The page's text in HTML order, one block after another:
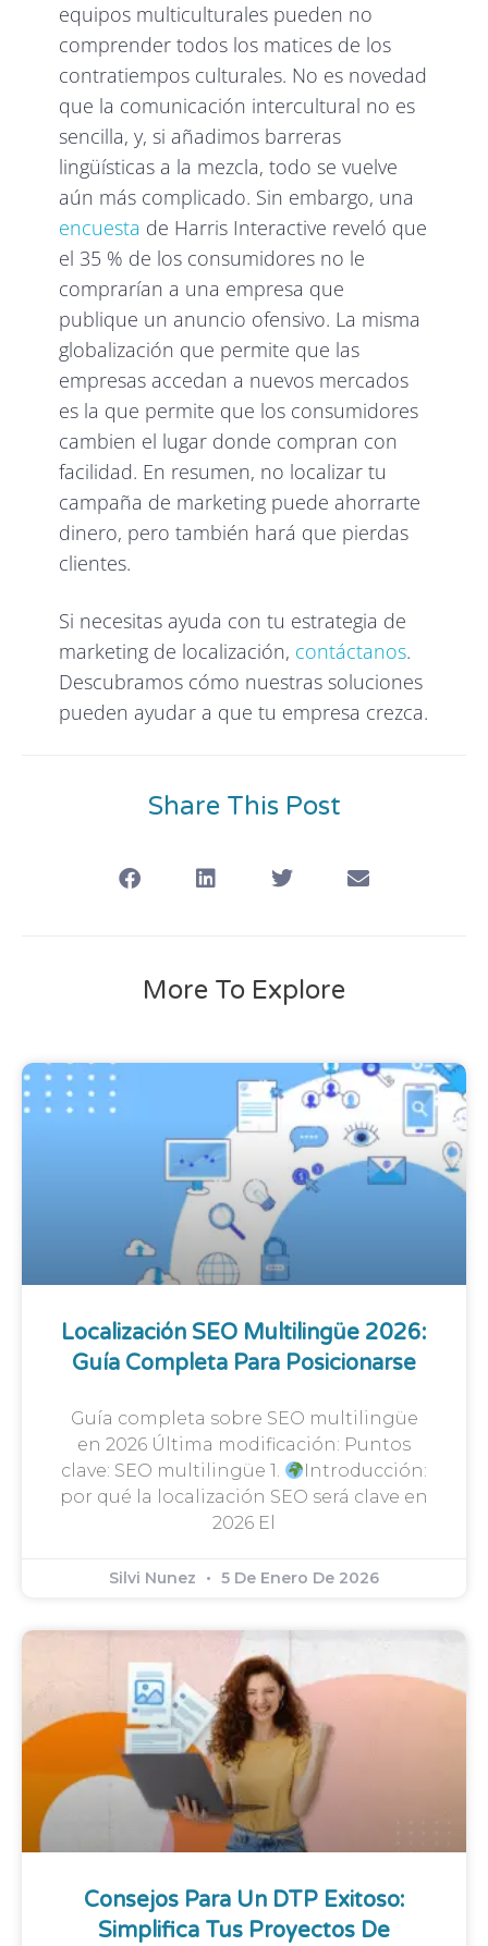
equipos multiculturales pueden no
comprender todos los matices de los
contratiempos culturales. No es novedad
que la comunicación intercultural no es
sencilla, y, si añadimos barreras
lingüísticas a la mezcla, todo se vuelve
aún más complicado. Sin embargo, una
encuesta de Harris Interactive reveló que
el 35 % de los consumidores no le
comprarían a una empresa que
publique un anuncio ofensivo. La misma
globalización que permite que las
empresas accedan a nuevos mercados
es la que permite que los consumidores
cambien el lugar donde compran con
facilidad. En resumen, no localizar tu
campaña de marketing puede ahorrarte
dinero, pero también hará que pierdas
clientes.
Si necesitas ayuda con tu estrategia de
marketing de localización, contáctanos.
Descubramos cómo nuestras soluciones
pueden ayudar a que tu empresa crezca.
Share This Post
More To Explore
Localización SEO Multilingüe 2026:
Guía Completa Para Posicionarse
Guía completa sobre SEO multilingüe
en 2026 Última modificación: Puntos
clave: SEO multilingüe 1.
Introducción:
por qué la localización SEO será clave en
2026 El
Silvi Nunez 5 De Enero De 2026
Consejos Para Un DTP Exitoso:
Simplifica Tus Proyectos De